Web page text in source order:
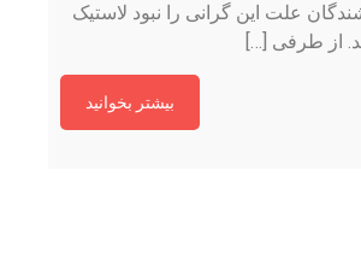
علت این گرانی را نبود لاستیک
از طرفی […]
بیشتر بخوانید